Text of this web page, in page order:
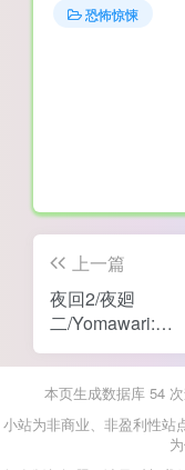
恐怖惊悚
上一篇
夜回2/夜廻
二/Yomawari:
Midnight
本页生成数据库 54
小站为非商业、非盈利性站